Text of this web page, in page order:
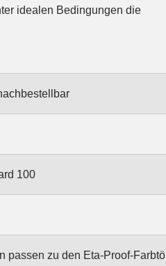
idealen Bedingungen die
100
passen zu den Eta-Proof-